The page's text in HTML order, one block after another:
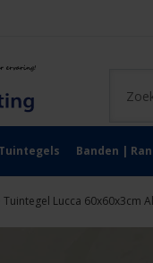
Tuintegels Banden |
Tuintegel Lucca 60x60x3cm